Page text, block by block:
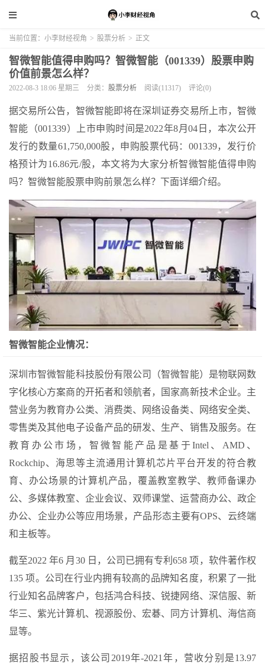
当前位置： 小李财经视角 > 股票分析 > 正文
智微智能值得申购吗？智微智能（001339）股票申购
价值前景怎么样？
2022-08-3 18:06 星期三 分类： 股票分析 阅读(11317) 评论(0)
据交易所公告，智微智能即将在深圳证券交易所上市，智微
智能（001339）上市申购时间是2022年8月04日，本次公开
发行的数量61,750,000股，申购股票代码：001339，发行价
格预计为16.86元/股，本文将为大家分析智微智能值得申购
吗？智微智能股票申购前景怎么样？下面详细介绍。
智微智能企业情况：
深圳市智微智能科技股份有限公司（智微智能）是物联网数
字化核心方案商的开拓者和领航者，国家高新技术企业。主
营业务为教育办公类、消费类、网络设备类、网络安全类、
零售类及其他电子设备产品的研发、生产、销售及服务。在
教育办公市场，智微智能产品是基于Intel、AMD、
Rockchip、海思等主流通用计算机芯片平台开发的符合教
育、办公场景的计算机产品，覆盖教室教学、教师备课办
公、多媒体教室、企业会议、双师课堂、运营商办公、政企
办公、企业办公等应用场景，产品形态主要有OPS、云终端
和主板等。
截至2022 年6 月30 日，公司已拥有专利658 项，软件著作权
135 项。公司在行业内拥有较高的品牌知名度，积累了一批
行业知名品牌客户，包括鸿合科技、锐捷网络、深信服、新
华三、紫光计算机、视源股份、宏碁、同方计算机、海信商
显等。
据招股书显示，该公司2019年-2021年，营收分别是13.97